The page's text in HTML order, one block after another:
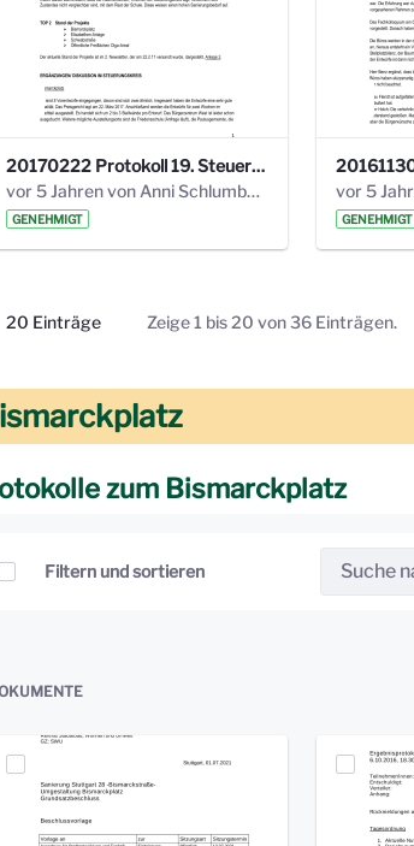
20170222 Protokoll 19. Steuerungskreis.pdf
vor 5 Jahren von Anni Schlumberger
GENEHMIGT GENEHMIGT
20 Einträge
Pro Seite Zeige 1 bis 20 von 36 Einträgen.
zum Bismarckplatz
Elemente auswählen
Filtern und sortieren